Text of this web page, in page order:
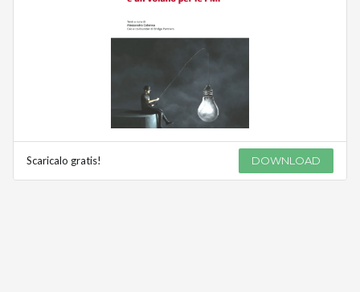
Scaricalo gratis! DOWNLOAD